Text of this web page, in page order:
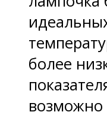
более
возможно